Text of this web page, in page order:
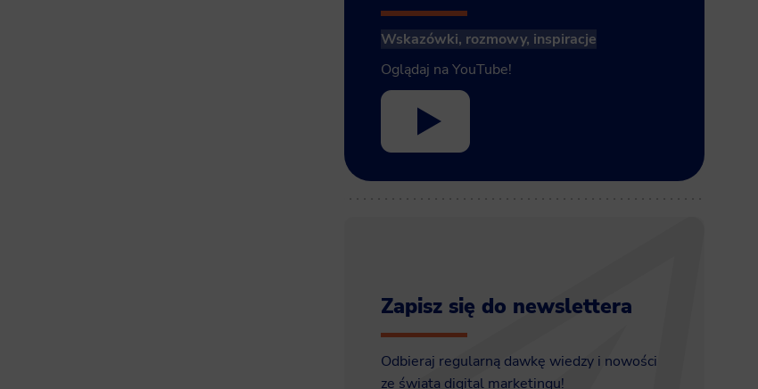
Wskazówki, rozmowy, inspiracje
Oglądaj na YouTube!
Zapisz się do newslettera
Odbieraj regularną dawkę wiedzy i nowości
ze świata digital marketingu!